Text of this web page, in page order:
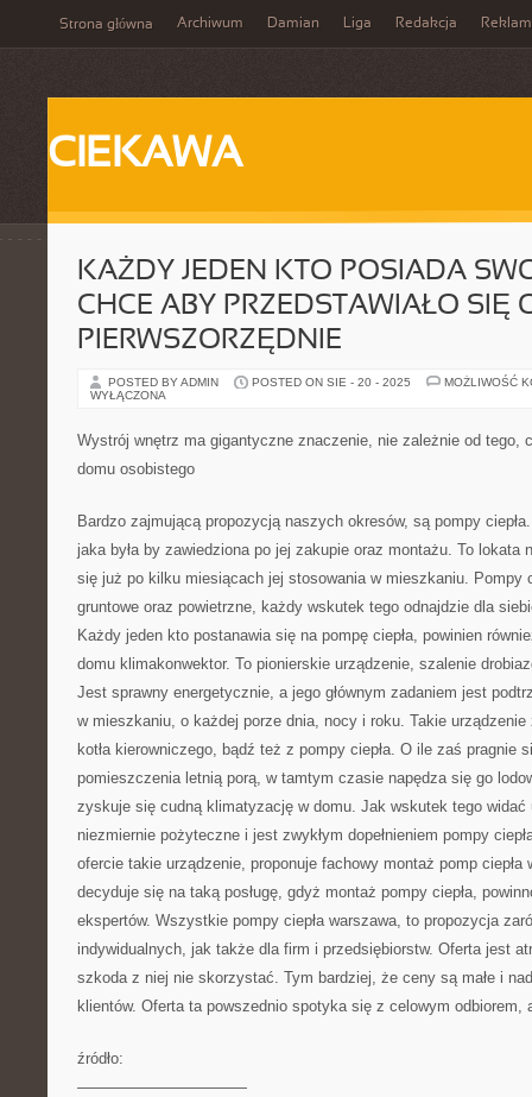
Strona główna Archiwum Damian Liga Redakcja
CIEKAWA
KAŻDY JEDEN KTO POSIADA
CHCE ABY PRZEDSTAWIAŁO SIĘ
PIERWSZORZĘDNIE
POSTED BY ADMIN POSTED ON SIE - 20 - 2025
MOŻLIWOŚĆ
WYŁĄCZONA
Wystrój wnętrz ma gigantyczne znaczenie, nie zależnie od tego,
domu osobistego
Bardzo zajmującą propozycją naszych okresów, są pompy
jaka była by zawiedziona po jej zakupie oraz montażu. To lokata
się już po kilku miesiącach jej stosowania w mieszkaniu. Pompy
gruntowe oraz powietrzne, każdy wskutek tego odnajdzie dla
Każdy jeden kto postanawia się na pompę ciepła, powinien
domu klimakonwektor. To pionierskie urządzenie, szalenie
Jest sprawny energetycznie, a jego głównym zadaniem jest
w mieszkaniu, o każdej porze dnia, nocy i roku. Takie
kotła kierowniczego, bądź też z pompy ciepła. O ile zaś pragnie
pomieszczenia letnią porą, w tamtym czasie napędza się go
zyskuje się cudną klimatyzację w domu. Jak wskutek tego widać
niezmiernie pożyteczne i jest zwykłym dopełnieniem pompy
ofercie takie urządzenie, proponuje fachowy montaż pomp
decyduje się na taką posługę, gdyż montaż pompy ciepła,
ekspertów. Wszystkie pompy ciepła warszawa, to propozycja
indywidualnych, jak także dla firm i przedsiębiorstw. Oferta jest
szkoda z niej nie skorzystać. Tym bardziej, że ceny są małe i
klientów. Oferta ta powszednio spotyka się z celowym
źródło:
———————————